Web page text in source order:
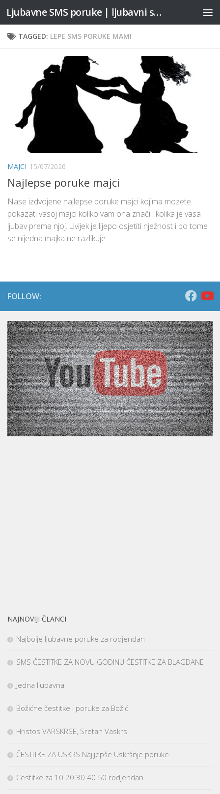
Skip to content Ljubavne SMS poruke | ljubavni stihovi
TAGGED: LEPE SMS PORUKE MAMI
MAJCI 15/07/2026
Najlepse poruke majci
Nase izdvojene najlepse poruke majci kojima mozete
pokazati vasoj majci koliko vam ona znači i kolika je vasa
ljubav prema njoj. Uvijek je lijepo osjetiti nježnost i po tome
se nijedna majka ne razlikuje...
FOLLOW:
NAJNOVIJI ČLANCI
Najbolje ljubavne poruke za rodjendan
SMS ČESTITKE ZA NOVU GODINU ČESTITKE ZA BLAGDANE
Jedna ljubavna
Božićne čestitke i poruke za Božić
Hristos VARSKRSE, Sretan Vaskrs
ČESTITKE ZA USKRS Najljepše Uskršnje poruke
Cestitke za 10 20 30 40 50 rodjendan